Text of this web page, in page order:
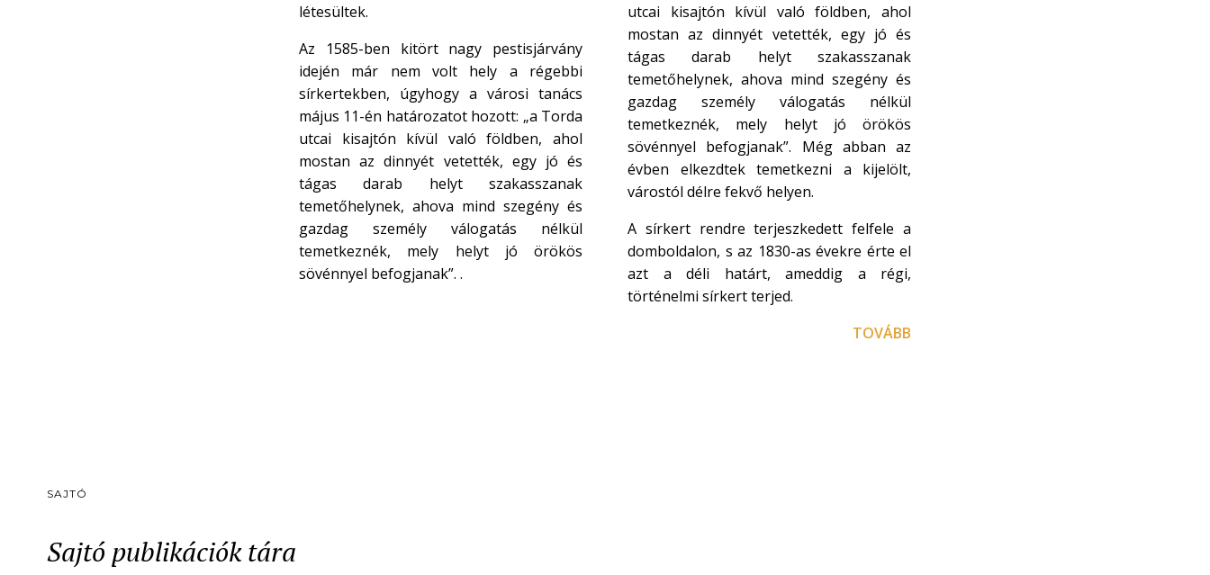
létesültek.
Az 1585-ben kitört nagy pestisjárvány
idején már nem volt hely a régebbi
sírkertekben, úgyhogy a városi tanács
május 11-én határozatot hozott: „a Torda
utcai kisajtón kívül való földben, ahol
mostan az dinnyét vetették, egy jó és
tágas darab helyt szakasszanak
temetőhelynek, ahova mind szegény és
gazdag személy válogatás nélkül
temetkeznék, mely helyt jó örökös
sövénnyel befogjanak”. .
utcai kisajtón kívül való földben, ahol
mostan az dinnyét vetették, egy jó és
tágas darab helyt szakasszanak
temetőhelynek, ahova mind szegény és
gazdag személy válogatás nélkül
temetkeznék, mely helyt jó örökös
sövénnyel befogjanak”. Még abban az
évben elkezdtek temetkezni a kijelölt,
várostól délre fekvő helyen.
A sírkert rendre terjeszkedett felfele a
domboldalon, s az 1830-as évekre érte el
azt a déli határt, ameddig a régi,
történelmi sírkert terjed.
TOVÁBB
SAJTÓ
Sajtó publikációk tára